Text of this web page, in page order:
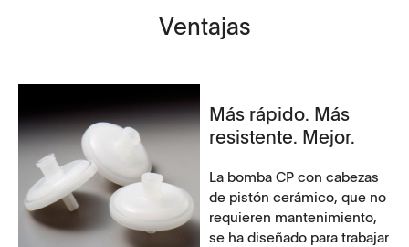
Ventajas
Más rápido. Más
resistente. Mejor.
La bomba CP con cabezas
de pistón cerámico, que no
requieren mantenimiento,
se ha diseñado para trabajar